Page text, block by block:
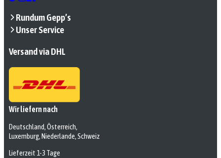
Rundum Gepp’s
Unser Service
Versand via DHL
Wir liefern nach
Deutschland, Österreich,
Luxemburg, Niederlande, Schweiz
Lieferzeit 1-3 Tage